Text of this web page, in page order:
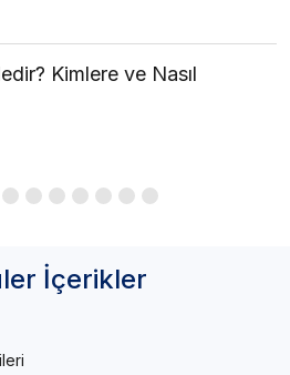
Kimlere ve Nasıl
İçerikler